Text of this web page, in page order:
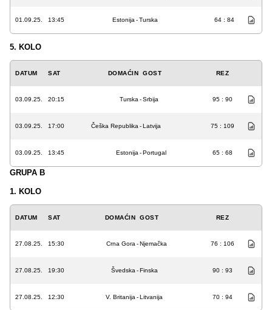
01.09.25. 13:45 Estonija -Turska 64 : 84
5. KOLO
DATUM SAT DOMAĆIN GOST REZ
03.09.25. 20:15 Turska -Srbija 95 : 90
03.09.25. 17:00 Češka Republika -Latvija 75 : 109
03.09.25. 13:45 Estonija -Portugal 65 : 68
GRUPA B
1. KOLO
DATUM SAT DOMAĆIN GOST REZ
27.08.25. 15:30 Crna Gora -Njemačka 76 : 106
27.08.25. 19:30 Švedska -Finska 90 : 93
27.08.25. 12:30 V. Britanija -Litvanija 70 : 94